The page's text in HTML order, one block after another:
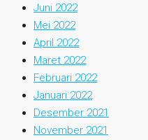
Juni 2022
Mei 2022
April 2022
Maret 2022
Februari 2022
Januari 2022
Desember 2021
November 2021